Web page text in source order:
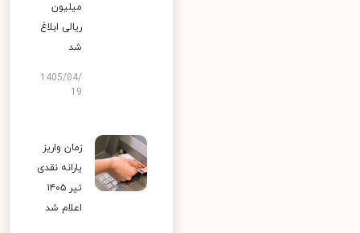
میلیون
ریالی ابلاغ
شد
1405/04/
19
زمان واریز
یارانه نقدی
تیر ۱۴۰۵
اعلام شد